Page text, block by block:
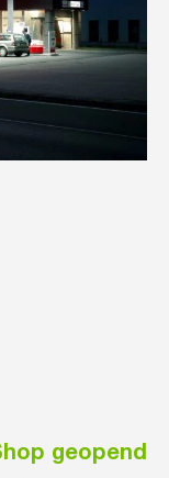
geopend